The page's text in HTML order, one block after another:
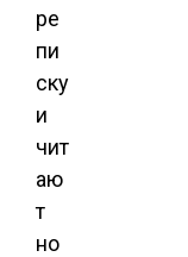
ре
пи
ску
и
чит
аю
т
но